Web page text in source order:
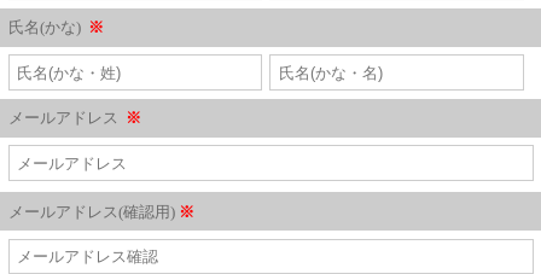
氏名(かな) ※
メールアドレス ※
メールアドレス(確認用) ※